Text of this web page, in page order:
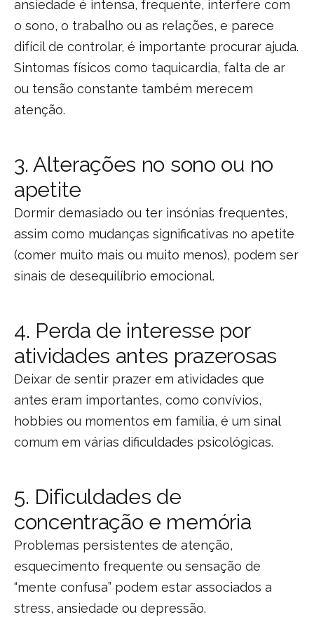
ansiedade é intensa, frequente, interfere com
o sono, o trabalho ou as relações, e parece
difícil de controlar, é importante procurar ajuda.
Sintomas físicos como taquicardia, falta de ar
ou tensão constante também merecem
atenção.
3. Alterações no sono ou no
apetite
Dormir demasiado ou ter insónias frequentes,
assim como mudanças significativas no apetite
(comer muito mais ou muito menos), podem ser
sinais de desequilíbrio emocional.
4. Perda de interesse por
atividades antes prazerosas
Deixar de sentir prazer em atividades que
antes eram importantes, como convívios,
hobbies ou momentos em família, é um sinal
comum em várias dificuldades psicológicas.
5. Dificuldades de
concentração e memória
Problemas persistentes de atenção,
esquecimento frequente ou sensação de
“mente confusa” podem estar associados a
stress, ansiedade ou depressão.